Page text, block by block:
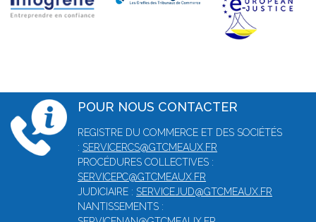
POUR NOUS CONTACTER
REGISTRE DU COMMERCE ET DES SOCIÉTÉS
: SERVICERCS@GTCMEAUX.FR
PROCÉDURES COLLECTIVES :
SERVICEPC@GTCMEAUX.FR
JUDICIAIRE : SERVICEJUD@GTCMEAUX.FR
NANTISSEMENTS :